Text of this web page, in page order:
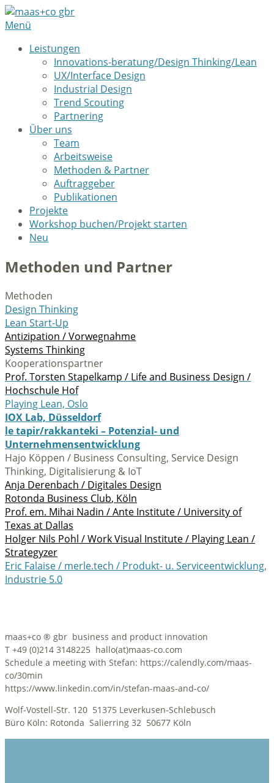
Menü
Leistungen
Innovations-beratung/Design Thinking/Lean
UX/Interface Design
Industrial Design
Trend Scouting
Partnering
Über uns
Team
Arbeitsweise
Methoden & Partner
Auftraggeber
Publikationen
Projekte
Workshop buchen/Projekt starten
Neu
Methoden und Partner
Methoden
Design Thinking
Lean Start-Up
Antizipation / Vorwegnahme
Systems Thinking
Kooperationspartner
Prof. Torsten Stapelkamp / Life and Business Design /
Hochschule Hof
Playing Lean, Oslo
IOX Lab, Düsseldorf
le tapir/rakkanteki – Potenzial- und
Unternehmensentwicklung
Hajo Köppen / Business Consulting, Service Design
Thinking, Digitalisierung & IoT
Anja Derenbach / Digitales Design
Rotonda Business Club, Köln
Prof. em. Mihai Nadin / Ante Institute / University of
Texas at Dallas
Holger Nils Pohl / Work Visual Institute / Playing Lean /
Strategyzer
Eric Falaise / merle.tech / Produkt- u. Serviceentwicklung,
Industrie 5.0
maas+co ® gbr business and product innovation
T +49 (0)214 3148225 hallo(at)maas-co.com
Schedule a meeting with Stefan: https://calendly.com/maas-
co/30min
https://www.linkedin.com/in/stefan-maas-and-co/
Wolf-Vostell-Str. 120 51375 Leverkusen-Schlebusch
Büro Köln: Rotonda Salierring 32 50677 Köln